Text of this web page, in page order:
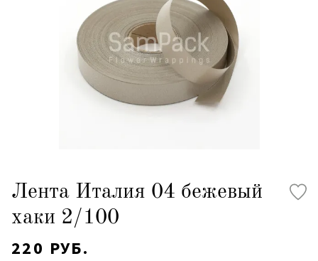
Лента Италия 04 бежевый
хаки 2/100
220 РУБ.